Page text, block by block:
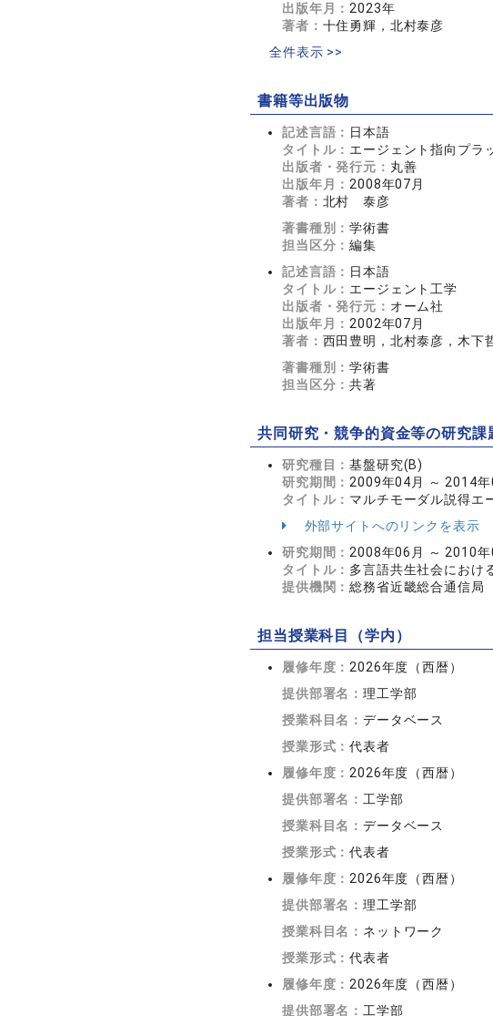
出版年月： 2023年
著者： 十住勇輝，北村泰彦
全件表示 >>
書籍等出版物
記述言語： 日本語
タイトル： エージェント指向プラ
出版者・発行元： 丸善
出版年月： 2008年07月
著者： 北村 泰彦
著書種別：学術書
担当区分：編集
記述言語： 日本語
タイトル： エージェント工学
出版者・発行元： オーム社
出版年月： 2002年07月
著者： 西田豊明，北村泰彦，木下
著書種別：学術書
担当区分：共著
共同研究・競争的資金等の研究課
研究種目：基盤研究(B)
研究期間： 2009年04月 ～ 2014年
タイトル： マルチモーダル説得エ
外部サイトへのリンクを表示
研究期間： 2008年06月 ～ 2010年
タイトル： 多言語共生社会におけ
提供機関：総務省近畿総合通信局
担当授業科目（学内）
履修年度： 2026年度（西暦）
提供部署名：理工学部
授業科目名：データベース
授業形式：代表者
履修年度： 2026年度（西暦）
提供部署名： 工学部
授業科目名：データベース
授業形式：代表者
履修年度： 2026年度（西暦）
提供部署名：理工学部
授業科目名： ネットワーク
授業形式：代表者
履修年度： 2026年度（西暦）
提供部署名： 工学部